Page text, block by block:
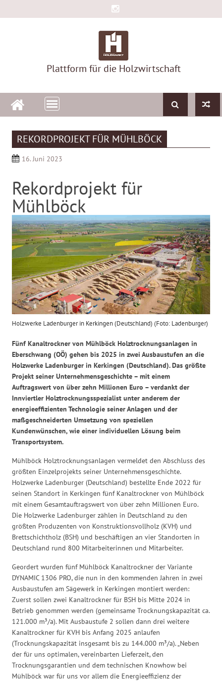
to
Plattform für die Holzwirtschaft
REKORDPROJEKT FÜR MÜHLBÖCK
16. Juni 2023
Rekordprojekt für
Mühlböck
Holzwerke Ladenburger in Kerkingen (Deutschland) (Foto: Ladenburger)
Fünf Kanaltrockner von Mühlböck Holztrocknungsanlagen in
Eberschwang (OÖ) gehen bis 2025 in zwei Ausbaustufen an die
Holzwerke Ladenburger in Kerkingen (Deutschland). Das größte
Projekt seiner Unternehmensgeschichte – mit einem
Auftragswert von über zehn Millionen Euro – verdankt der
Innviertler Holztrocknungsspezialist unter anderem der
energieeffizienten Technologie seiner Anlagen und der
maßgeschneiderten Umsetzung von speziellen
Kundenwünschen, wie einer individuellen Lösung beim
Transportsystem.
Mühlböck Holztrocknungsanlagen vermeldet den Abschluss des
größten Einzelprojekts seiner Unternehmensgeschichte.
Holzwerke Ladenburger (Deutschland) bestellte Ende 2022 für
seinen Standort in Kerkingen fünf Kanaltrockner von Mühlböck
mit einem Gesamtauftragswert von über zehn Millionen Euro.
Die Holzwerke Ladenburger zählen in Deutschland zu den
größten Produzenten von Konstruktionsvollholz (KVH) und
Brettschichtholz (BSH) und beschäftigen an vier Standorten in
Deutschland rund 800 Mitarbeiterinnen und Mitarbeiter.
Geordert wurden fünf Mühlböck Kanaltrockner der Variante
DYNAMIC 1306 PRO, die nun in den kommenden Jahren in zwei
Ausbaustufen am Sägewerk in Kerkingen montiert werden:
Zuerst sollen zwei Kanaltrockner für BSH bis Mitte 2024 in
Betrieb genommen werden (gemeinsame Trocknungskapazität ca.
121.000 m³/a). Mit Ausbaustufe 2 sollen dann drei weitere
Kanaltrockner für KVH bis Anfang 2025 anlaufen
(Trocknungskapazität insgesamt bis zu 144.000 m³/a). „Neben
der für uns optimalen, vereinbarten Lieferzeit, den
Trocknungsgarantien und dem technischen Knowhow bei
Mühlböck war für uns vor allem die Energieeffizienz der